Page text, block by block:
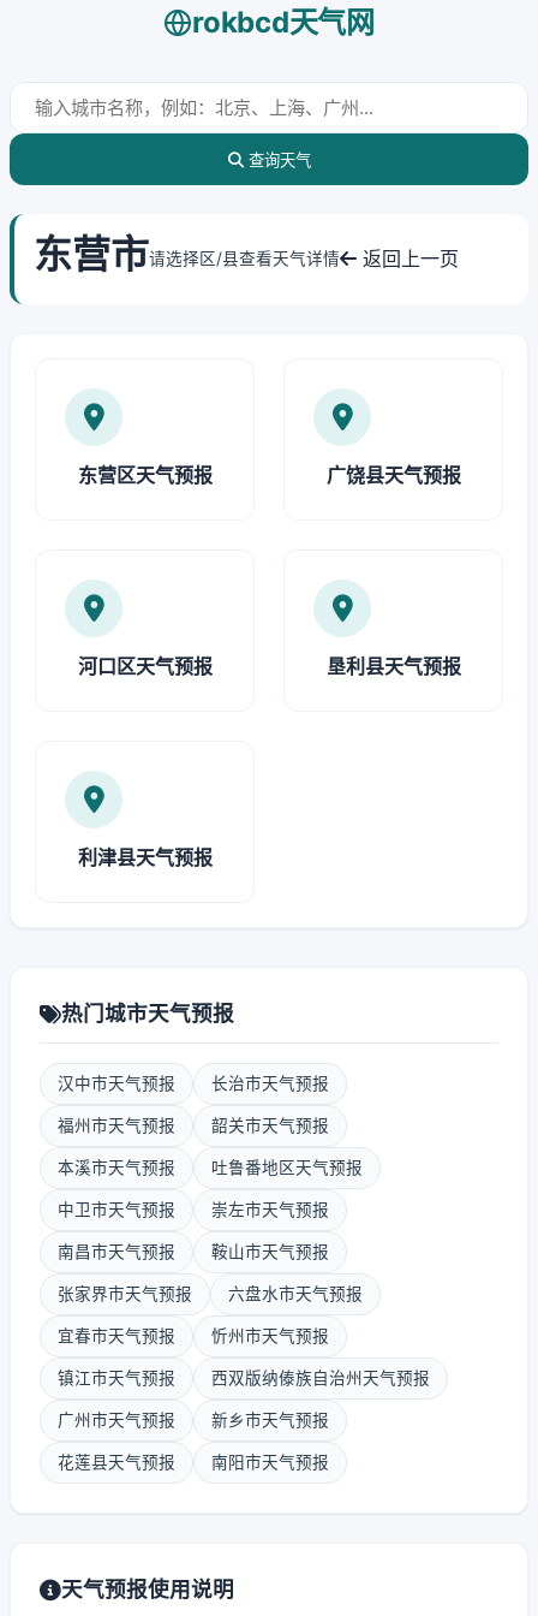
rokbcd天气网
查询天气
东营市请选择区/县查看天气详情 返回上一页
东营区天气预报 广饶县天气预报
河口区天气预报 垦利县天气预报
利津县天气预报
热门城市天气预报
汉中市天气预报 长治市天气预报
福州市天气预报 韶关市天气预报
本溪市天气预报 吐鲁番地区天气预报
中卫市天气预报 崇左市天气预报
南昌市天气预报 鞍山市天气预报
张家界市天气预报 六盘水市天气预报
宜春市天气预报 忻州市天气预报
镇江市天气预报 西双版纳傣族自治州天气预报
广州市天气预报 新乡市天气预报
花莲县天气预报 南阳市天气预报
天气预报使用说明